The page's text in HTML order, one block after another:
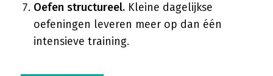
Oefen structureel. Kleine dagelijkse
oefeningen leveren meer op dan één
intensieve training.